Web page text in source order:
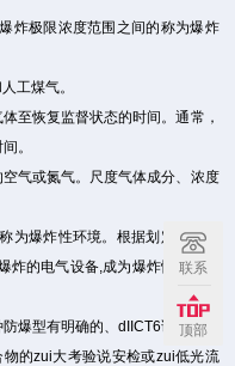
炸极限浓度范围之间的称为爆炸
工煤气。
至恢复监督状态的时间。通常，
。
气或氮气。尺度气体成分、浓度
为爆炸性环境。根据划定的前提
的电气设备,成为爆炸性环境用
爆型有明确的、dIICT6说防爆型
的zui大考验说安检或zui低光流
联系
顶部